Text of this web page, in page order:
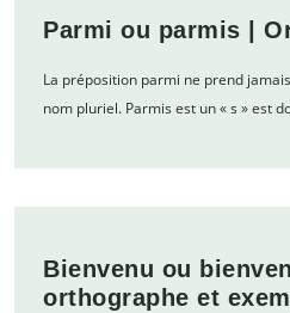
Parmi ou parmis |
La préposition parmi ne prend
nom pluriel. Parmis est un « s » est
Bienvenu ou
orthographe et